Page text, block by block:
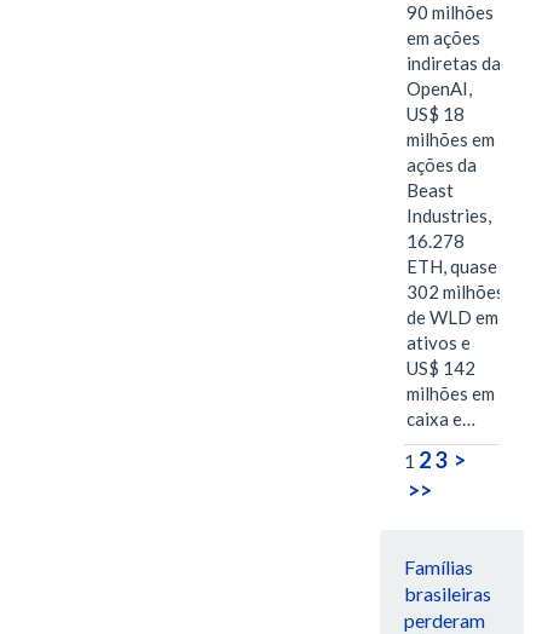
90 milhões
em ações
indiretas da
OpenAI,
US$ 18
milhões em
ações da
Beast
Industries,
16.278
ETH, quase
302 milhões
de WLD em
ativos e
US$ 142
milhões em
caixa e…
1 23 >
>>
Famílias
brasileiras
perderam